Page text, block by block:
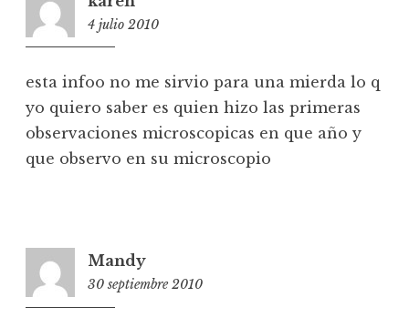
4 julio 2010
esta infoo no me sirvio para una mierda lo q
yo quiero saber es quien hizo las primeras
observaciones microscopicas en que año y
que observo en su microscopio
Mandy
30 septiembre 2010